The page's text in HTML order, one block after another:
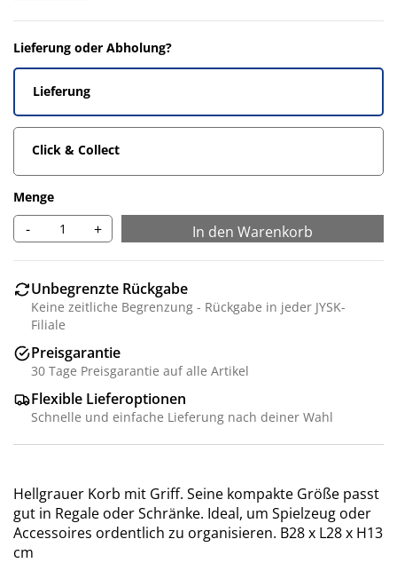
Lieferung oder Abholung?
Lieferung
Click & Collect
Menge
- + In den Warenkorb
Unbegrenzte Rückgabe
Keine zeitliche Begrenzung - Rückgabe in jeder JYSK-
Filiale
Preisgarantie
30 Tage Preisgarantie auf alle Artikel
Flexible Lieferoptionen
Schnelle und einfache Lieferung nach deiner Wahl
Hellgrauer Korb mit Griff. Seine kompakte Größe passt
gut in Regale oder Schränke. Ideal, um Spielzeug oder
Accessoires ordentlich zu organisieren. B28 x L28 x H13
cm